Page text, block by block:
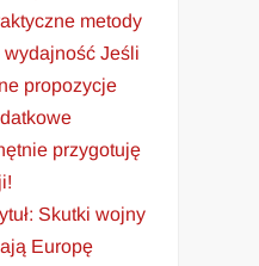
metody
Jeśli
propozycje
przygotuję
Skutki wojny
Europę